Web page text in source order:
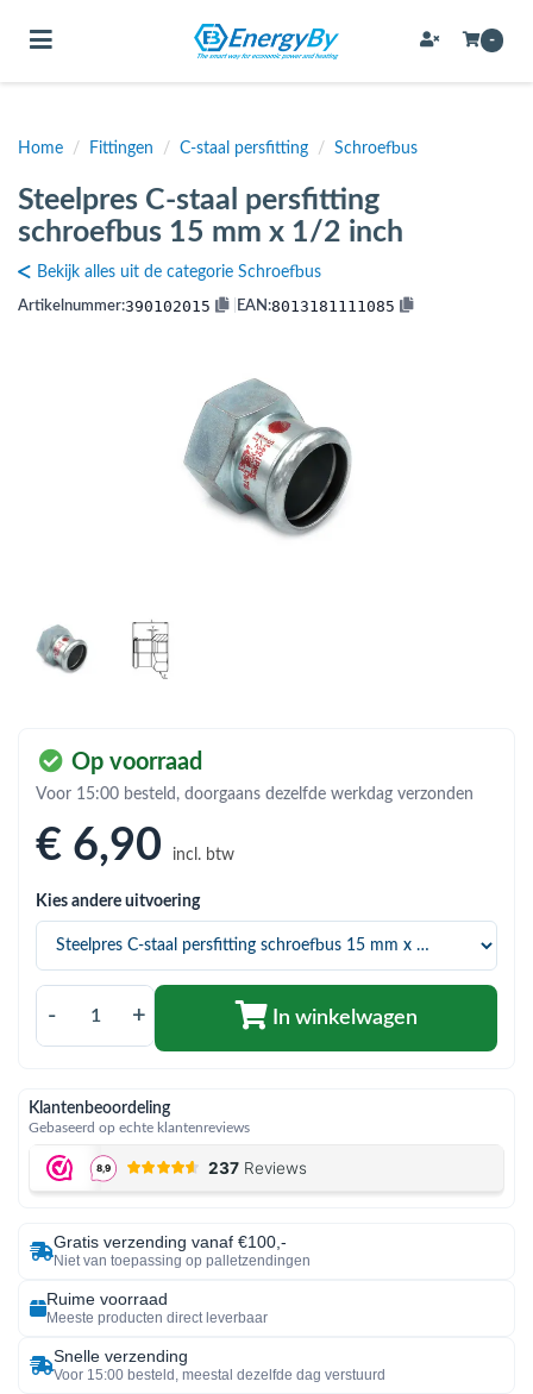
(Bevestigingsmateriaal / schroeven)
(Buffervaten, hygiene boilers & boilervaten)
(Expansievaten)
(Flexibele slangen)
(Hemelwaterafvoer & riolering)
(Installatiemateriaal)
(Rookkanalen)
(Verwarming, kachels & ketels)
(Warmtepompen en warmtepompboilers)
Toggle navigation -
Home / Fittingen / C-staal persfitting / Schroefbus
Steelpres C-staal persfitting
schroefbus 15 mm x 1/2 inch
Bekijk alles uit de categorie Schroefbus
Artikelnummer:390102015 EAN:8013181111085
Op voorraad
Voor 15:00 besteld, doorgaans dezelfde werkdag verzonden
€ 6,90 incl. btw
Kies andere uitvoering
- + In winkelwagen
Klantenbeoordeling
Gebaseerd op echte klantenreviews
Gratis verzending vanaf €100,-
Niet van toepassing op palletzendingen
Ruime voorraad
Meeste producten direct leverbaar
Snelle verzending
Voor 15:00 besteld, meestal dezelfde dag verstuurd